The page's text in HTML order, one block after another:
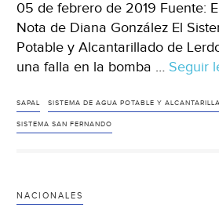
05 de febrero de 2019 Fuente:
Nota de Diana González El
Potable y Alcantarillado de
una falla en la bomba … Seguir
SAPAL SISTEMA DE AGUA POTABLE Y
SISTEMA SAN FERNANDO
NACIONALES